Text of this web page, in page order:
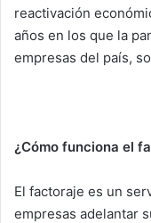
reactivación
años en los que la
empresas del país,
¿Cómo funciona el
El factoraje es un
empresas adelantar